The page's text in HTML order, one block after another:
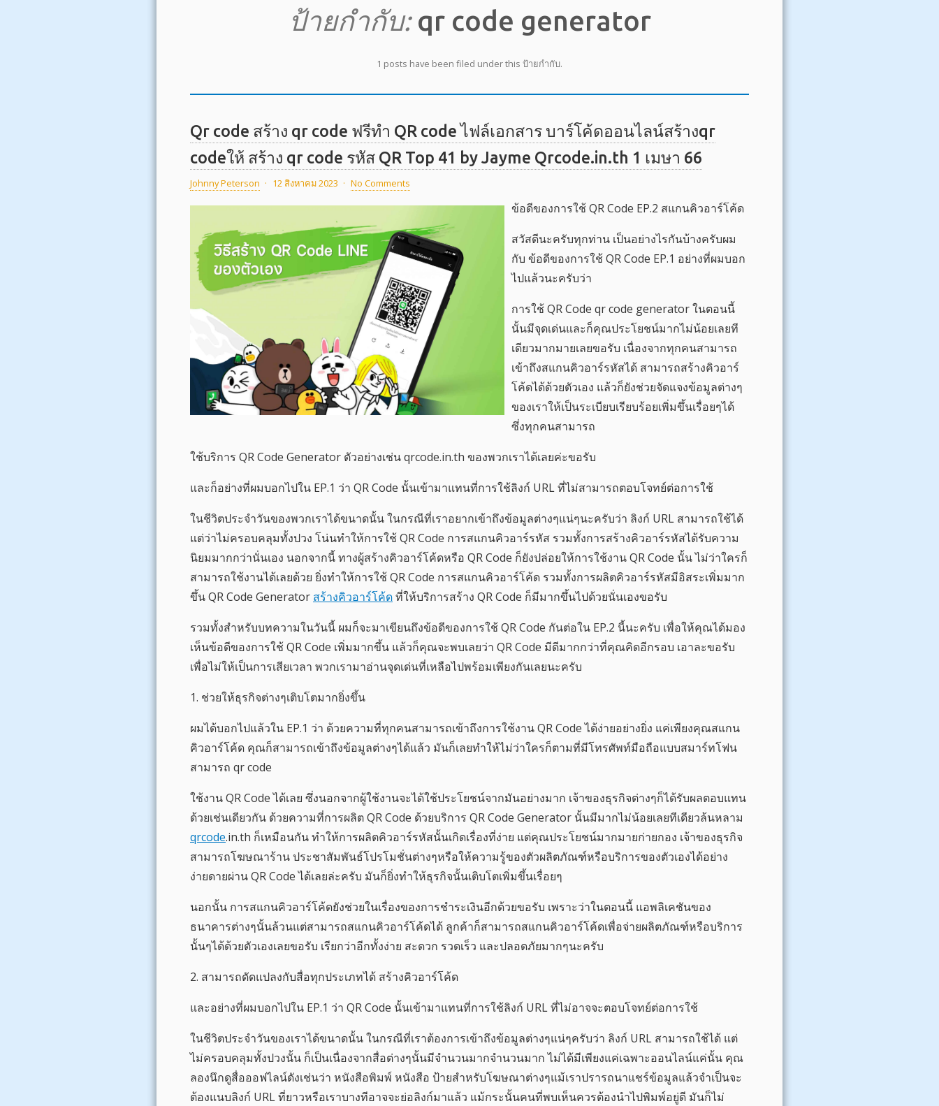
ป้ายกำกับ: qr code generator
1 posts have been filed under this ป้ายกำกับ.
Qr code สร้าง qr code ฟรีทำ QR code ไฟล์เอกสาร บาร์โค้ดออนไลน์สร้างqr
codeให้ สร้าง qr code รหัส QR Top 41 by Jayme Qrcode.in.th 1 เมษา 66
Johnny Peterson · 12 สิงหาคม 2023 · No Comments
ข้อดีของการใช้ QR Code EP.2 สแกนคิวอาร์โค้ด
สวัสดีนะครับทุกท่าน เป็นอย่างไรกันบ้างครับผม
กับ ข้อดีของการใช้ QR Code EP.1 อย่างที่ผมบอก
ไปแล้วนะครับว่า
การใช้ QR Code qr code generator ในตอนนี้
นั้นมีจุดเด่นและก็คุณประโยชน์มากไม่น้อยเลยที
เดียวมากมายเลยขอรับ เนื่องจากทุกคนสามารถ
เข้าถึงสแกนคิวอาร์รหัสได้ สามารถสร้างคิวอาร์
โค้ดได้ด้วยตัวเอง แล้วก็ยังช่วยจัดแจงข้อมูลต่างๆ
ของเราให้เป็นระเบียบเรียบร้อยเพิ่มขึ้นเรื่อยๆได้
ซึ่งทุกคนสามารถ
ใช้บริการ QR Code Generator ตัวอย่างเช่น qrcode.in.th ของพวกเราได้เลยค่ะขอรับ
และก็อย่างที่ผมบอกไปใน EP.1 ว่า QR Code นั้นเข้ามาแทนที่การใช้ลิงก์ URL ที่ไม่สามารถตอบโจทย์ต่อการใช้
ในชีวิตประจำวันของพวกเราได้ขนาดนั้น ในกรณีที่เราอยากเข้าถึงข้อมูลต่างๆแน่ๆนะครับว่า ลิงก์ URL สามารถใช้ได้
แต่ว่าไม่ครอบคลุมทั้งปวง โน่นทำให้การใช้ QR Code การสแกนคิวอาร์รหัส รวมทั้งการสร้างคิวอาร์รหัสได้รับความ
นิยมมากกว่านั่นเอง นอกจากนี้ ทางผู้สร้างคิวอาร์โค้ดหรือ QR Code ก็ยังปล่อยให้การใช้งาน QR Code นั้น ไม่ว่าใครก็
สามารถใช้งานได้เลยด้วย ยิ่งทำให้การใช้ QR Code การสแกนคิวอาร์โค้ด รวมทั้งการผลิตคิวอาร์รหัสมีอิสระเพิ่มมาก
ขึ้น QR Code Generator สร้างคิวอาร์โค้ดที่ให้บริการสร้าง QR Code ก็มีมากขึ้นไปด้วยนั่นเองขอรับ
รวมทั้งสำหรับบทความในวันนี้ ผมก็จะมาเขียนถึงข้อดีของการใช้ QR Code กันต่อใน EP.2 นี้นะครับ เพื่อให้คุณได้มอง
เห็นข้อดีของการใช้ QR Code เพิ่มมากขึ้น แล้วก็คุณจะพบเลยว่า QR Code มีดีมากกว่าที่คุณคิดอีกรอบ เอาละขอรับ
เพื่อไม่ให้เป็นการเสียเวลา พวกเรามาอ่านจุดเด่นที่เหลือไปพร้อมเพียงกันเลยนะครับ
1. ช่วยให้ธุรกิจต่างๆเติบโตมากยิ่งขึ้น
ผมได้บอกไปแล้วใน EP.1 ว่า ด้วยความที่ทุกคนสามารถเข้าถึงการใช้งาน QR Code ได้ง่ายอย่างยิ่ง แค่เพียงคุณสแกน
คิวอาร์โค้ด คุณก็สามารถเข้าถึงข้อมูลต่างๆได้แล้ว มันก็เลยทำให้ไม่ว่าใครก็ตามที่มีโทรศัพท์มือถือแบบสมาร์ทโฟน
สามารถ qr code
ใช้งาน QR Code ได้เลย ซึ่งนอกจากผู้ใช้งานจะได้ใช้ประโยชน์จากมันอย่างมาก เจ้าของธุรกิจต่างๆก็ได้รับผลตอบแทน
ด้วยเช่นเดียวกัน ด้วยความที่การผลิต QR Code ด้วยบริการ QR Code Generator นั้นมีมากไม่น้อยเลยทีเดียวล้นหลาม
qrcode.in.th ก็เหมือนกัน ทำให้การผลิตคิวอาร์รหัสนั้นเกิดเรื่องที่ง่าย แต่คุณประโยชน์มากมายก่ายกอง เจ้าของธุรกิจ
สามารถโฆษณาร้าน ประชาสัมพันธ์โปรโมชั่นต่างๆหรือให้ความรู้ของตัวผลิตภัณฑ์หรือบริการของตัวเองได้อย่าง
ง่ายดายผ่าน QR Code ได้เลยล่ะครับ มันก็ยิ่งทำให้ธุรกิจนั้นเติบโตเพิ่มขึ้นเรื่อยๆ
นอกนั้น การสแกนคิวอาร์โค้ดยังช่วยในเรื่องของการชำระเงินอีกด้วยขอรับ เพราะว่าในตอนนี้ แอพลิเคชันของ
ธนาคารต่างๆนั้นล้วนแต่สามารถสแกนคิวอาร์โค้ดได้ ลูกค้าก็สามารถสแกนคิวอาร์โค้ดเพื่อจ่ายผลิตภัณฑ์หรือบริการ
นั้นๆได้ด้วยตัวเองเลยขอรับ เรียกว่าอีกทั้งง่าย สะดวก รวดเร็ว และปลอดภัยมากๆนะครับ
2. สามารถดัดแปลงกับสื่อทุกประเภทได้ สร้างคิวอาร์โค้ด
และอย่างที่ผมบอกไปใน EP.1 ว่า QR Code นั้นเข้ามาแทนที่การใช้ลิงก์ URL ที่ไม่อาจจะตอบโจทย์ต่อการใช้
ในชีวิตประจำวันของเราได้ขนาดนั้น ในกรณีที่เราต้องการเข้าถึงข้อมูลต่างๆแน่ๆครับว่า ลิงก์ URL สามารถใช้ได้ แต่
ไม่ครอบคลุมทั้งปวงนั้น ก็เป็นเนื่องจากสื่อต่างๆนั้นมีจำนวนมากจำนวนมาก ไม่ได้มีเพียงแค่เฉพาะออนไลน์แค่นั้น คุณ
ลองนึกดูสื่อออฟไลน์ดังเช่นว่า หนังสือพิมพ์ หนังสือ ป้ายสำหรับโฆษณาต่างๆแม้เราปรารถนาแชร์ข้อมูลแล้วจำเป็นจะ
ต้องแนบลิงก์ URL ที่ยาวหรือเราบางทีอาจจะย่อลิงก์มาแล้ว แม้กระนั้นคนที่พบเห็นควรต้องนำไปพิมพ์อยู่ดี มันก็ไม่